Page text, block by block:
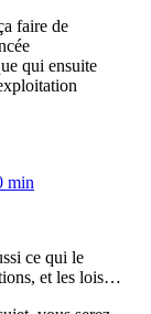
faire de
qui ensuite
min
ce qui le
et les lois…